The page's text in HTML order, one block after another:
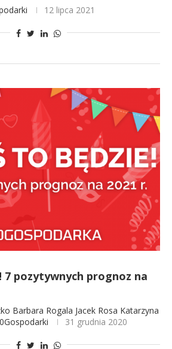
12 lipca 2021
7 pozytywnych prognoz na
Barbara Rogala Jacek Rosa Katarzyna
31 grudnia 2020